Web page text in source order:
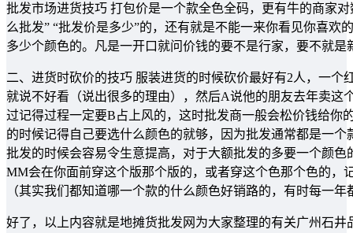
批发市场进货技巧 打包价是一个款全色全码，更有牛的商家
么批发” “批发价是多少”的，还有就是不能一来你看见你喜
多少个颜色的。凡是一开口就问价钱的要不是行家，要不就是
二、进货时砍价的技巧 服装进货的时候砍价最好有2人，一
就说不好看（说出很多的理由），然后A说他的朋友去年卖
过记得过程一定要B占上风的，这时批发商一般会松价钱给你
的时候记得自己要选什么颜色的就够，因为批发通常都是一
批发的时候会容易令生意提高，对于大额批发的多要一个颜
MM会在你面前穿这个版那个版的，或者穿这个色那个色的
（其实我们都知道哪一个款的什么颜色好销路的，有时每一
好了，以上内容就是地摊货批发网为大家整理的有关广州石